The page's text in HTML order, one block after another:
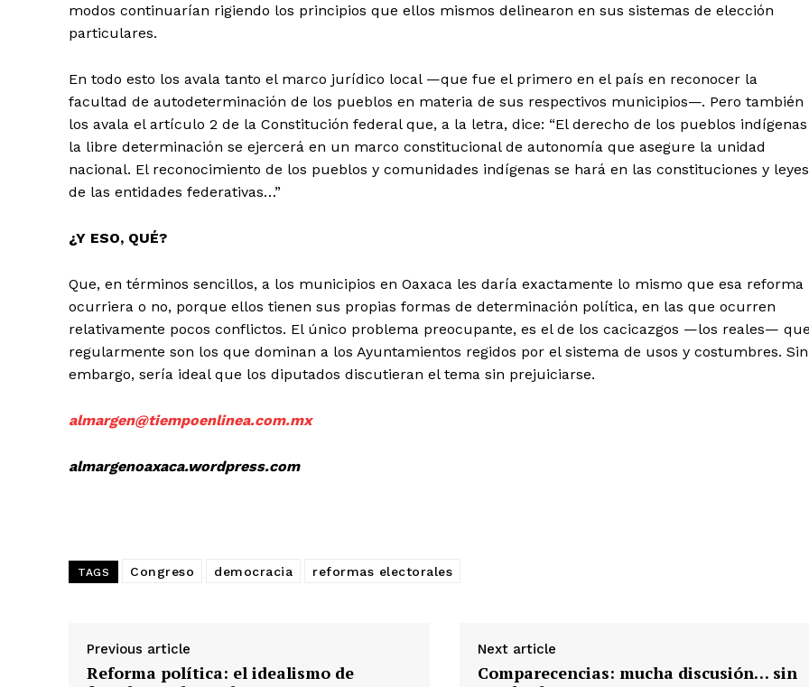
modos continuarían rigiendo los principios que ellos mismos delinearon en sus sistemas de elección
particulares.
En todo esto los avala tanto el marco jurídico local —que fue el primero en el país en reconocer la
facultad de autodeterminación de los pueblos en materia de sus respectivos municipios—. Pero también
los avala el artículo 2 de la Constitución federal que, a la letra, dice: “El derecho de los pueblos
la libre determinación se ejercerá en un marco constitucional de autonomía que asegure la unidad
nacional. El reconocimiento de los pueblos y comunidades indígenas se hará en las constituciones y leyes
de las entidades federativas…”
¿Y ESO, QUÉ?
Que, en términos sencillos, a los municipios en Oaxaca les daría exactamente lo mismo que esa reforma
ocurriera o no, porque ellos tienen sus propias formas de determinación política, en las que ocurren
relativamente pocos conflictos. El único problema preocupante, es el de los cacicazgos —los reales—
regularmente son los que dominan a los Ayuntamientos regidos por el sistema de usos y costumbres. Sin
embargo, sería ideal que los diputados discutieran el tema sin prejuiciarse.
almargen@tiempoenlinea.com.mx
almargenoaxaca.wordpress.com
TAGS Congreso democracia reformas electorales
Previous article
Reforma política: el idealismo de
Next article
Comparecencias: mucha discusión… sin